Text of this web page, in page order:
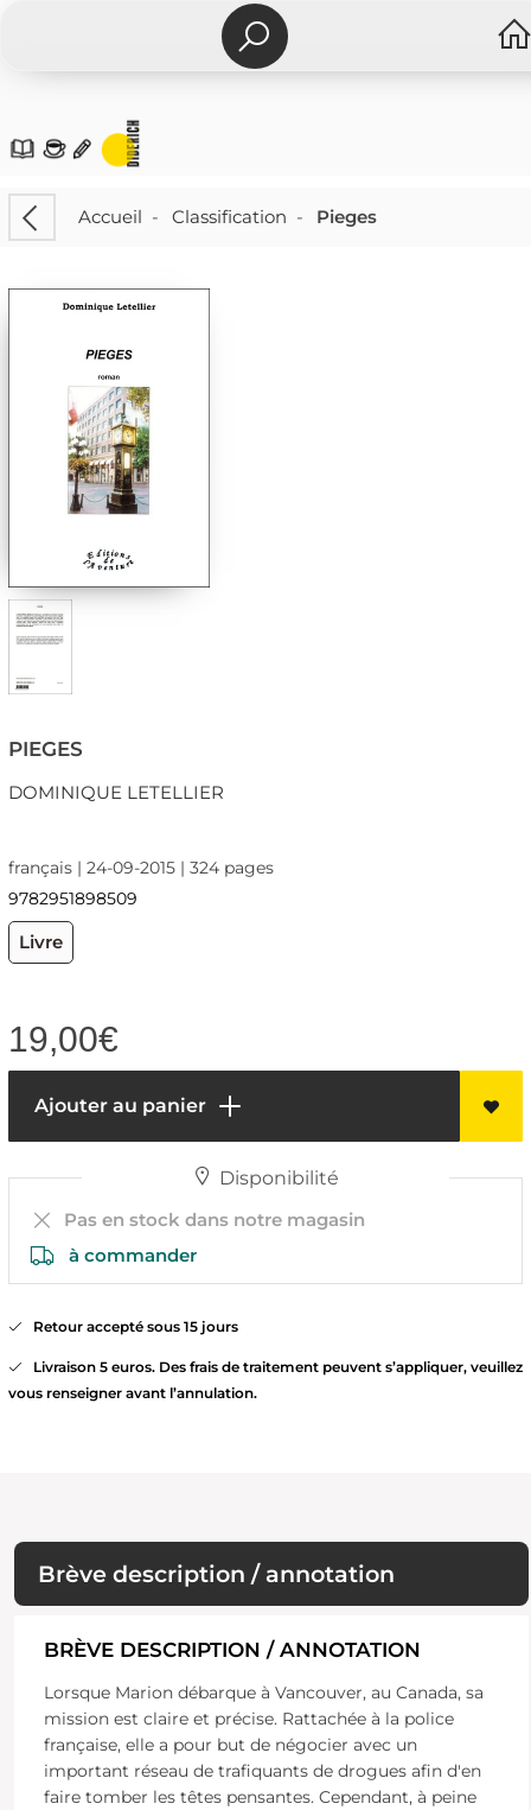
Accueil - Classification - Pieges
PIEGES
DOMINIQUE LETELLIER
français | 24-09-2015 | 324 pages
9782951898509
Livre
19,00€
Ajouter au panier
Disponibilité
Pas en stock dans notre magasin
à commander
Retour accepté sous 15 jours
Livraison 5 euros. Des frais de traitement peuvent s’appliquer, veuillez
vous renseigner avant l’annulation.
Brève description / annotation
BRÈVE DESCRIPTION / ANNOTATION
Lorsque Marion débarque à Vancouver, au Canada, sa
mission est claire et précise. Rattachée à la police
française, elle a pour but de négocier avec un
important réseau de trafiquants de drogues afin d'en
faire tomber les têtes pensantes. Cependant, à peine